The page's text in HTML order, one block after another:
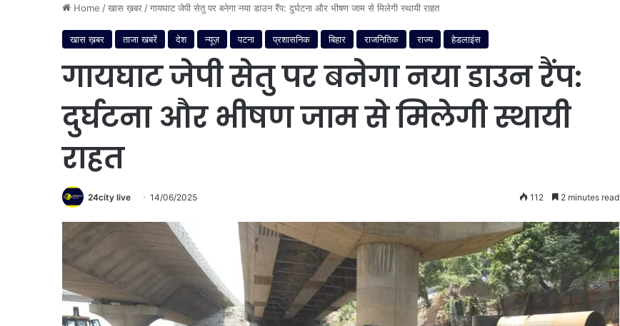
Home /खास ख़बर/गायघाट जेपी सेतु पर बनेगा नया डाउन रैंप: दुर्घटना और भीषण जाम से मिलेगी स्थायी राहत
खास ख़बर ताजा खबरें देश न्यूज़ पटना प्रशासनिक बिहार राजनितिक राज्य हेडलाइंस
गायघाट जेपी सेतु पर बनेगा नया डाउन रैंप:
दुर्घटना और भीषण जाम से मिलेगी स्थायी
राहत
24city live 14/06/2025 112 2 minutes read